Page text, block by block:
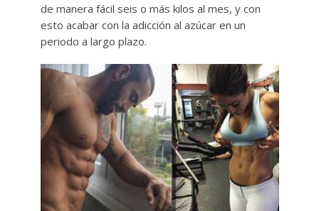
de manera fácil seis o más kilos al mes, y con
esto acabar con la adicción al azúcar en un
periodo a largo plazo.